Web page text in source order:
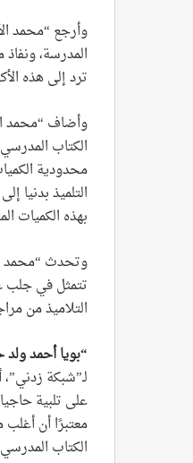
وأرجع “محمد
المدرسة،
ترد إلى هذه
وأضاف “محمد
الكتاب
محدودية
التلميذ بدنيا
بهذه الكميات
وتحدث “محمد
تتمثل في جلب
التلاميذ من
“بويا أحمد ولد
لـ”شبكة
على تلبية
معتبرًا أن
الكتاب